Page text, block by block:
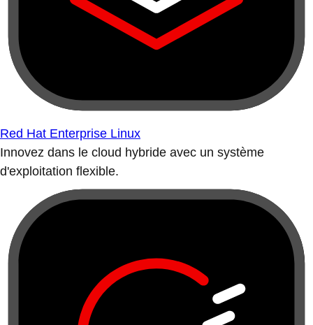
Red Hat Enterprise Linux
Innovez dans le cloud hybride avec un système
d'exploitation flexible.